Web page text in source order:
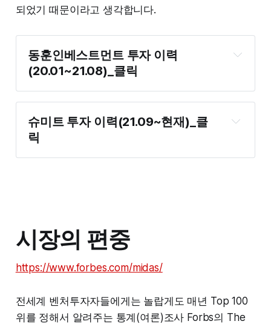
되었기 때문이라고 생각합니다.
동훈인베스트먼트 투자 이력
(20.01~21.08)_클릭
21년 8월 넥스트유니콘 운영사 하프스 시리즈 A 투
자
21년 4월 그리팅 운영사 두들린 Pre-A 라운드 투자
리드
A 라운드 투자 리드
슈미트 투자 이력(21.09~현재)_클
릭
22년 8월 블록체인 인프라 스타트업 A4X Seed 투
A 투자
22년 2월 숙박업소 키오스크 벤디트 시리즈 A 투자
자
시장의 편중
https://www.forbes.com/midas/
전세계 벤처투자자들에게는 놀랍게도 매년 Top 100
위를 정해서 알려주는 통계(여론)조사 Forbs의 The